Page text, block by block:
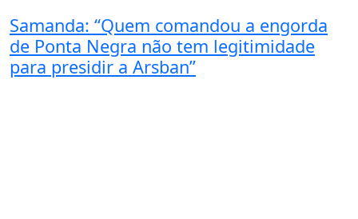
Samanda: “Quem comandou a engorda
de Ponta Negra não tem legitimidade
para presidir a Arsban”